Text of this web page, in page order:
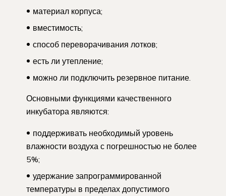
материал корпуса;
вместимость;
способ переворачивания лотков;
есть ли утепление;
можно ли подключить резервное питание.
Основными функциями качественного
инкубатора являются:
поддерживать необходимый уровень
влажности воздуха с погрешностью не более
5%;
удержание запрограммированной
температуры в пределах допустимого